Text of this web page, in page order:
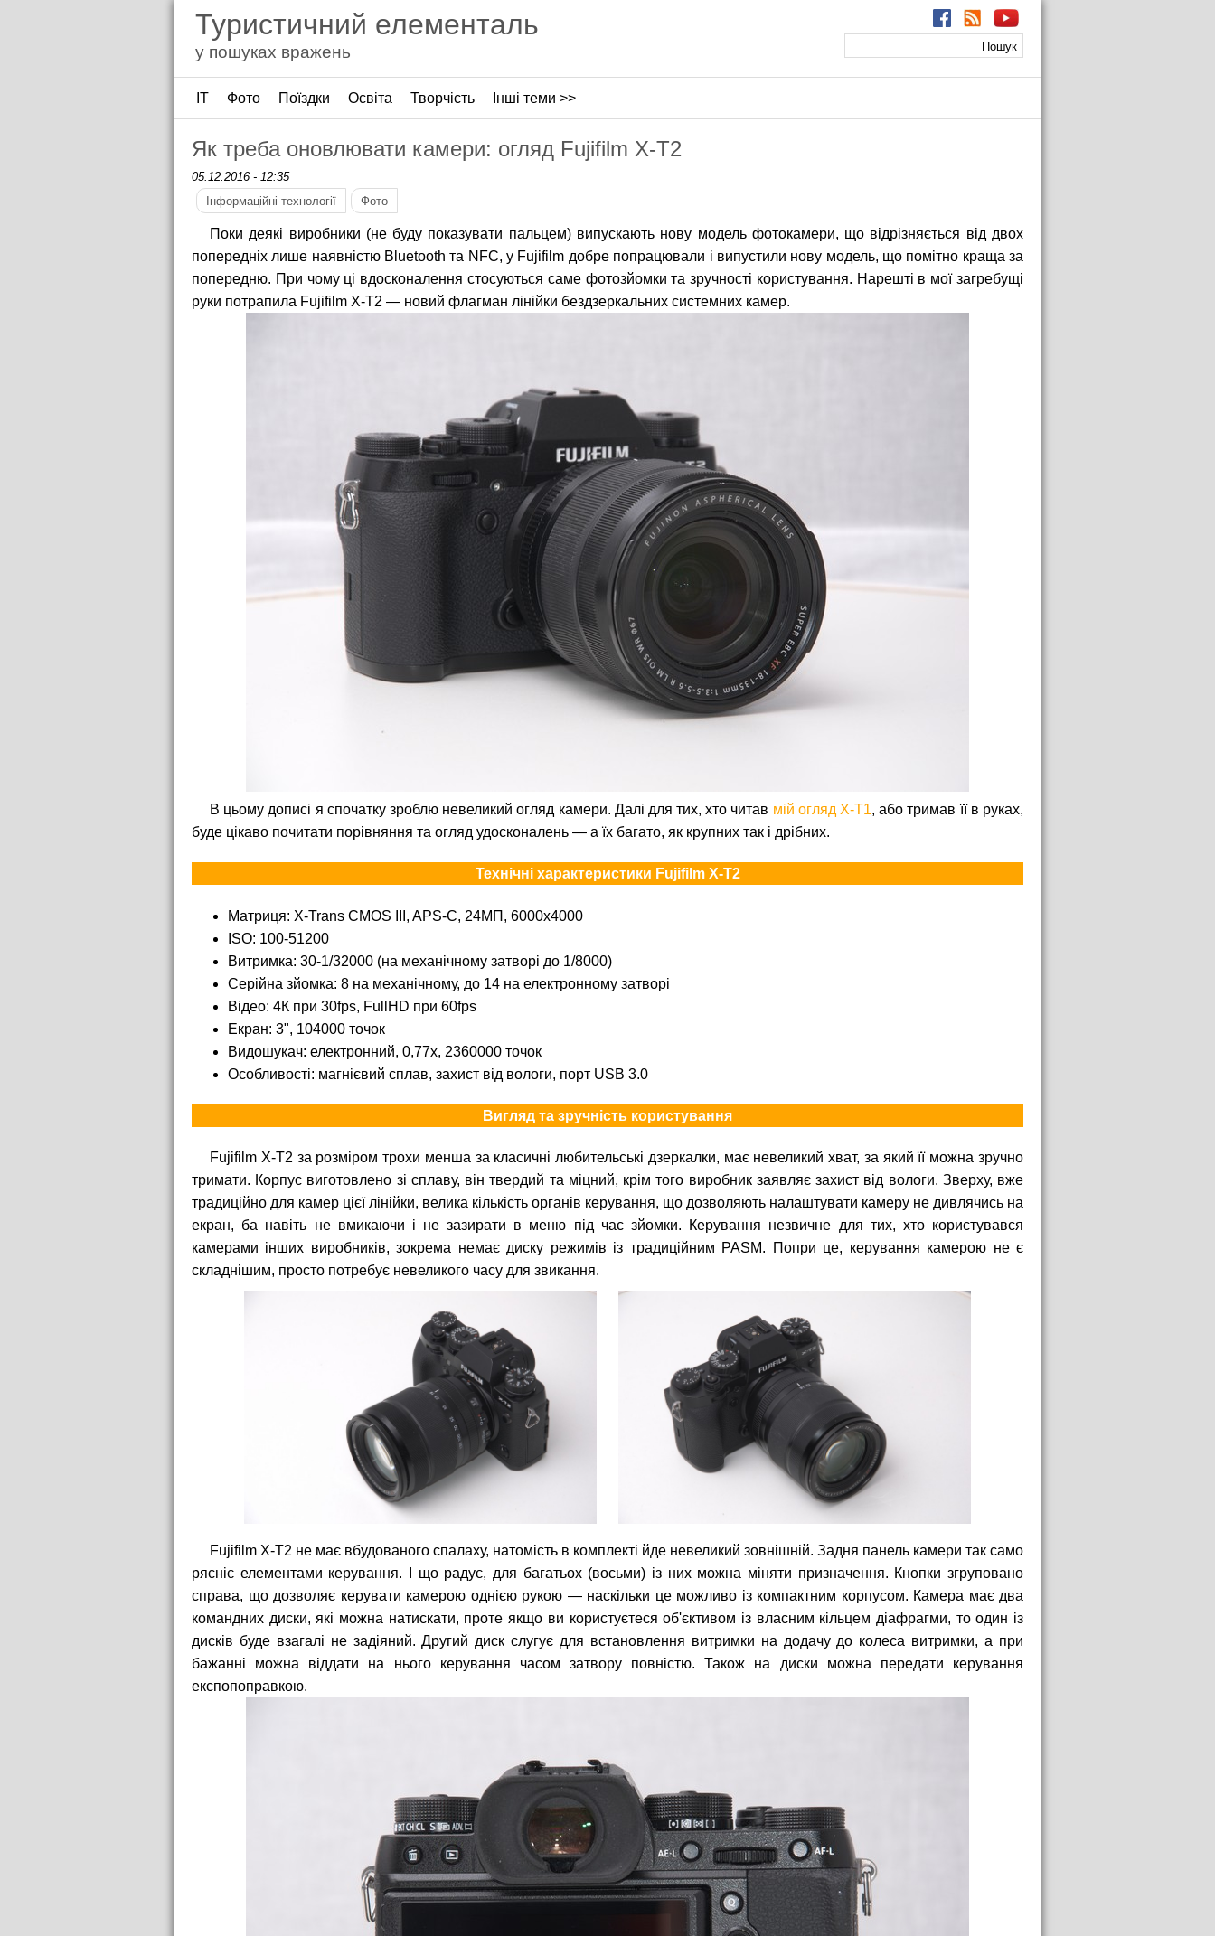
Туристичний елементаль
у пошуках вражень
Пошукова
форма
ІТ Фото Поїздки Освіта Творчість Інші теми >>
Як треба оновлювати камери: огляд Fujifilm X-T2
05.12.2016 - 12:35
Інформаційні технології
Фото
Поки деякі виробники (не буду показувати пальцем) випускають нову модель фотокамери, що відрізняється від двох
попередніх лише наявністю Bluetooth та NFC, у Fujifilm добре попрацювали і випустили нову модель, що помітно краща за
попередню. При чому ці вдосконалення стосуються саме фотозйомки та зручності користування. Нарешті в мої загребущі
руки потрапила Fujifilm X-T2 — новий флагман лінійки бездзеркальних системних камер.
В цьому дописі я спочатку зроблю невеликий огляд камери. Далі для тих, хто читав мій огляд X-T1, або тримав її в руках,
буде цікаво почитати порівняння та огляд удосконалень — а їх багато, як крупних так і дрібних.
Технічні характеристики Fujifilm X-T2
Матриця: X-Trans CMOS III, APS-C, 24МП, 6000х4000
ISO: 100-51200
Витримка: 30-1/32000 (на механічному затворі до 1/8000)
Серійна зйомка: 8 на механічному, до 14 на електронному затворі
Відео: 4К при 30fps, FullHD при 60fps
Екран: 3", 104000 точок
Видошукач: електронний, 0,77х, 2360000 точок
Особливості: магнієвий сплав, захист від вологи, порт USB 3.0
Вигляд та зручність користування
Fujifilm X-T2 за розміром трохи менша за класичні любительські дзеркалки, має невеликий хват, за який її можна зручно
тримати. Корпус виготовлено зі сплаву, він твердий та міцний, крім того виробник заявляє захист від вологи. Зверху, вже
традиційно для камер цієї лінійки, велика кількість органів керування, що дозволяють налаштувати камеру не дивлячись на
екран, ба навіть не вмикаючи і не зазирати в меню під час зйомки. Керування незвичне для тих, хто користувався
камерами інших виробників, зокрема немає диску режимів із традиційним PASM. Попри це, керування камерою не є
складнішим, просто потребує невеликого часу для звикання.
Fujifilm X-T2 не має вбудованого спалаху, натомість в комплекті йде невеликий зовнішній. Задня панель камери так само
рясніє елементами керування. І що радує, для багатьох (восьми) із них можна міняти призначення. Кнопки згруповано
справа, що дозволяє керувати камерою однією рукою — наскільки це можливо із компактним корпусом. Камера має два
командних диски, які можна натискати, проте якщо ви користуєтеся об'єктивом із власним кільцем діафрагми, то один із
дисків буде взагалі не задіяний. Другий диск слугує для встановлення витримки на додачу до колеса витримки, а при
бажанні можна віддати на нього керування часом затвору повністю. Також на диски можна передати керування
експопоправкою.